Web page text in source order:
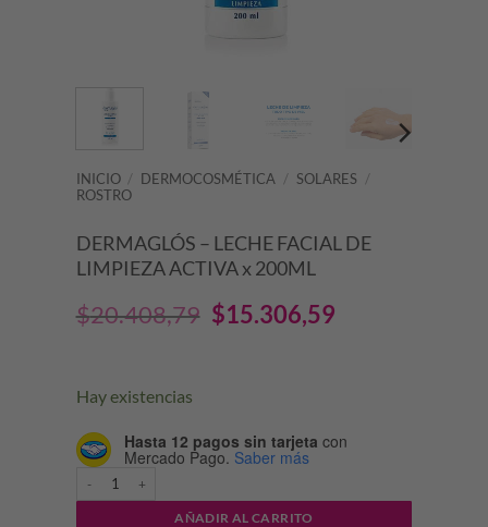
INICIO / DERMOCOSMÉTICA / SOLARES /
ROSTRO
DERMAGLÓS – LECHE FACIAL DE
LIMPIEZA ACTIVA x 200ML
$20.408,79 El
$20.408,79.
$15.306,59
Hay existencias
Hasta 12 pagos sin tarjeta con
Mercado Pago. Saber más
DERMAGLÓS - LECHE FACIAL DE LIMPIEZA ACTIVA x 200ML
AÑADIR AL CARRITO